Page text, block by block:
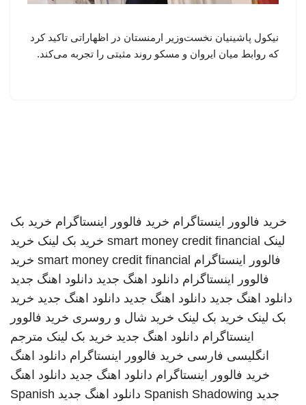
نیکول پاشینیان نخست‌وزیر ارمنستان در اظهاراتی تاکید کرد
که روابط میان ایروان و مسکو روند مثبتی را تجربه می‌کند.
خرید فالوور اینستاگرام خرید فالوور اینستاگرام خرید بک
لینک smart money credit financial خرید بک لینک خرید
فالوور اینستاگرام smart money credit financial خرید
فالوور اینستاگرام دانلود اهنگ جدید دانلود اهنگ جدید
دانلود اهنگ جدید دانلود اهنگ جدید دانلود اهنگ جدید خرید
بک لینک خرید بک لینک خرید شال و روسری خرید فالوور
اینستاگرام دانلود اهنگ جدید خرید بک لینک مترجم
انگلیسی فارسی خرید فالوور اینستاگرام دانلود اهنگ
خرید فالوور اینستاگرام دانلود اهنگ جدید دانلود اهنگ
جدید Spanish Shadowing دانلود اهنگ جدید Spanish